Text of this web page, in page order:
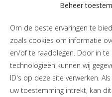
Beheer
Om de beste ervaringen te
zoals cookies om informatie
en/of te raadplegen. Door in
technologieën kunnen wij
ID's op deze site verwerken.
uw toestemming intrekt, kan
De